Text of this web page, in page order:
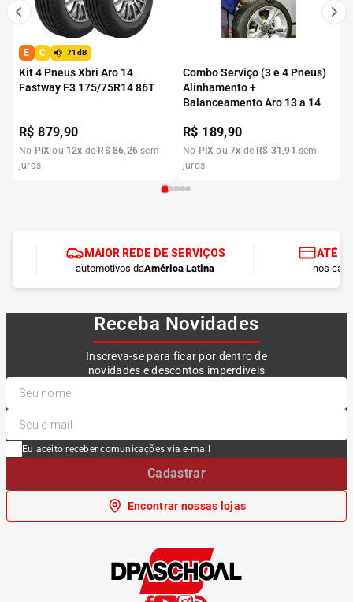
E C 71dB
Kit 4 Pneus Xbri Aro 14
Fastway F3 175/75R14 86T
R$879,90
No PIX ou 12x de R$ 86,26 sem
juros
Combo Serviço (3 e 4 Pneus)
Alinhamento +
Balanceamento Aro 13 a 14
R$ 189,90
No PIX ou7x de R$ 31 ,91 sem
juros
MAIOR REDE DE SERVIÇOS
automotivos daAmérica Latina
ATÉ
nos
Receba Novidades
Inscreva-se para ficar por dentro de
novidades e descontos imperdíveis
Eu aceito receber comunicações via e-mail
Cadastrar
Encontrar nossas lojas